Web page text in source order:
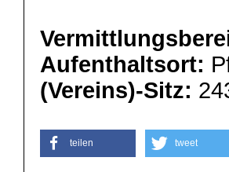
Aufenthaltsort:
(Vereins)-Sitz:
teilen tweet